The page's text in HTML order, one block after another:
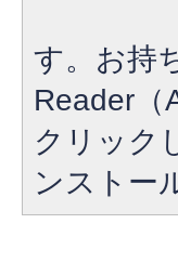
す。お持
Reader（
クリック
ンストー